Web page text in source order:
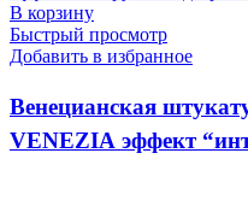
В корзину
Быстрый просмотр
Добавить в избранное
Венецианская
VENEZIA эффект